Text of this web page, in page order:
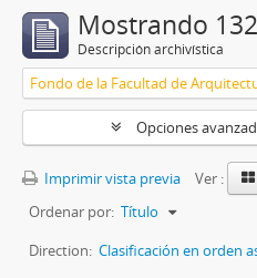
Mostrando
Descripción archivística
Opciones
Imprimir vista previa
Ver :
Ordenar por: Título
Direction: Clasificación en orden